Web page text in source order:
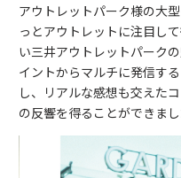
アウトレットパーク様の大
っとアウトレットに注目し
い三井アウトレットパーク
イントからマルチに発信す
し、リアルな感想も交えた
の反響を得ることができまし